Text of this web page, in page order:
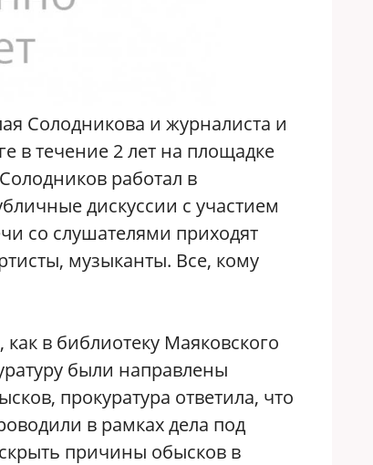
Солодникова и журналиста и
в течение 2 лет на площадке
работал в
дискуссии с участием
со слушателями приходят
музыканты. Все, кому
в библиотеку Маяковского
были направлены
прокуратура ответила, что
в рамках дела под
причины обысков в